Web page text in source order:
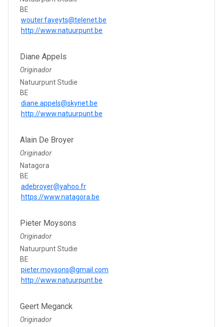
BE
wouter.faveyts@telenet.be
http://www.natuurpunt.be
Diane Appels
Originador
Natuurpunt Studie
BE
diane.appels@skynet.be
http://www.natuurpunt.be
Alain De Broyer
Originador
Natagora
BE
adebroyer@yahoo.fr
https://www.natagora.be
Pieter Moysons
Originador
Natuurpunt Studie
BE
pieter.moysons@gmail.com
http://www.natuurpunt.be
Geert Meganck
Originador